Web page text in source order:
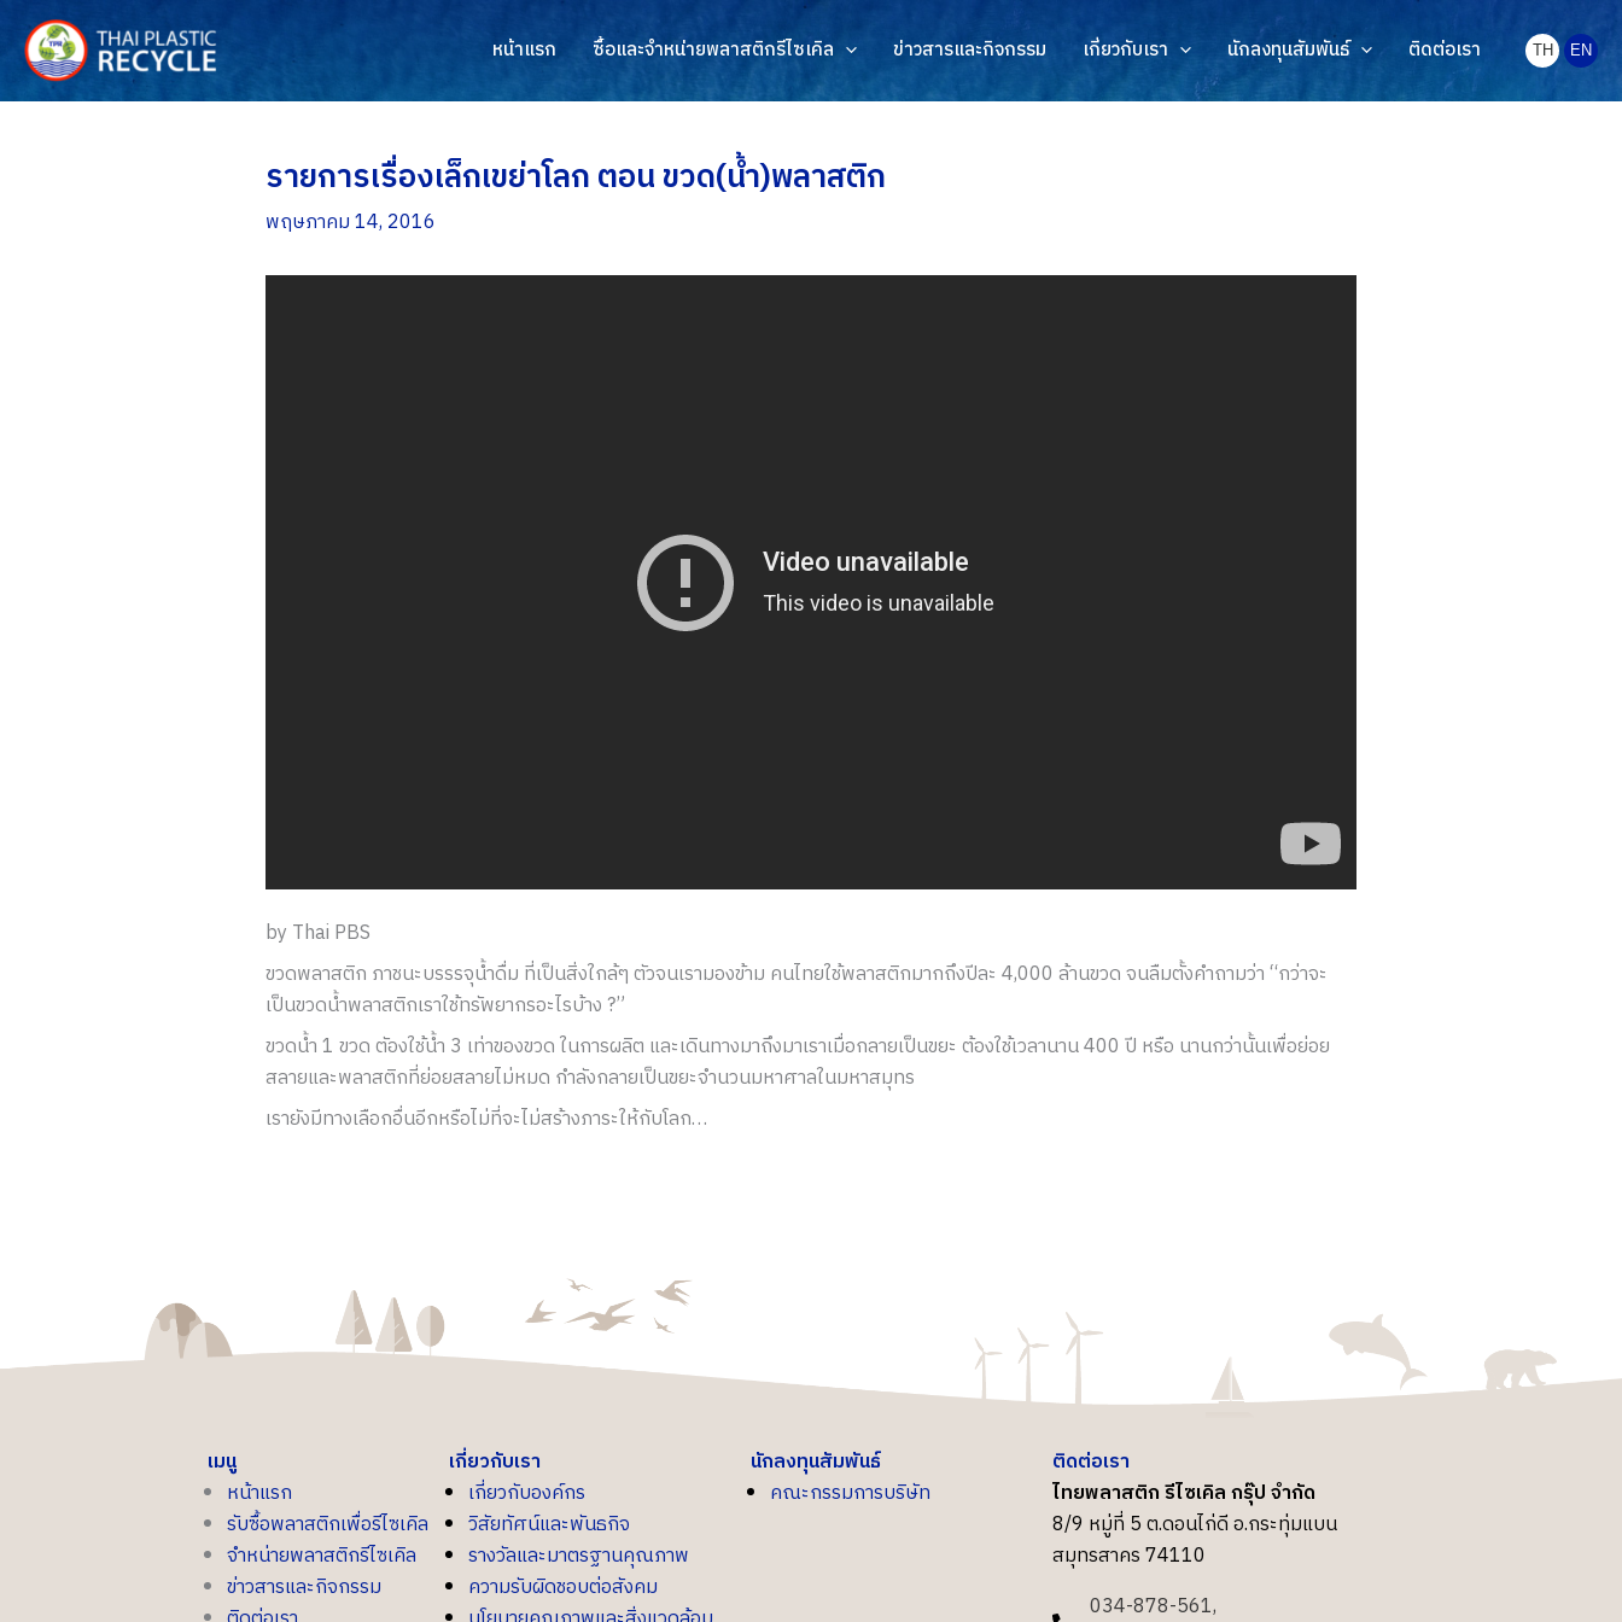
content
หน้าแรก ซื้อและจำหน่ายพลาสติกรีไซเคิล ข่าวสารและกิจกรรม เกี่ยวกับเรา นักลงทุนสัมพันธ์ ติดต่อเรา TH EN
รายการเรื่องเล็กเขย่าโลก ตอน ขวด(น้ำ)พลาสติก
พฤษภาคม 14, 2016
by Thai PBS
ขวดพลาสติก ภาชนะบรรรจุน้ำดื่ม ที่เป็นสิ่งใกล้ๆ ตัวจนเรามองข้าม คนไทยใช้พลาสติกมากถึงปีละ 4,000 ล้านขวด จนลืมตั้งคำถามว่า “กว่าจะ
เป็นขวดน้ำพลาสติกเราใช้ทรัพยากรอะไรบ้าง ?”
ขวดน้ำ 1 ขวด ตัองใช้น้ำ 3 เท่าของขวด ในการผลิต และเดินทางมาถึงมาเราเมื่อกลายเป็นขยะ ต้องใช้เวลานาน 400 ปี หรือ นานกว่านั้นเพื่อย่อย
สลายและพลาสติกที่ย่อยสลายไม่หมด กำลังกลายเป็นขยะจำนวนมหาศาลในมหาสมุทร
เรายังมีทางเลือกอื่นอีกหรือไม่ที่จะไม่สร้างภาระให้กับโลก…
เมนู
หน้าแรก
รับซื้อพลาสติกเพื่อรีไซเคิล
จำหน่ายพลาสติกรีไซเคิล
ข่าวสารและกิจกรรม
เกี่ยวกับเรา
เกี่ยวกับองค์กร
วิสัยทัศน์และพันธกิจ
รางวัลและมาตรฐานคุณภาพ
ความรับผิดชอบต่อสังคม
นักลงทุนสัมพันธ์
คณะกรรมการบริษัท
ติดต่อเรา
ไทยพลาสติก รีไซเคิล กรุ๊ป จำกัด
8/9 หมู่ที่ 5 ต.ดอนไก่ดี อ.กระทุ่มแบน
สมุทรสาคร 74110
034-878-561,